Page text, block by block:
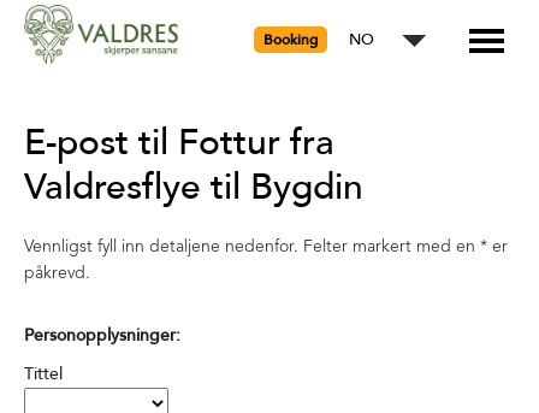
Booking NO
E-post til Fottur fra
Valdresflye til Bygdin
Vennligst fyll inn detaljene nedenfor. Felter markert med en * er
påkrevd.
Personopplysninger:
Tittel